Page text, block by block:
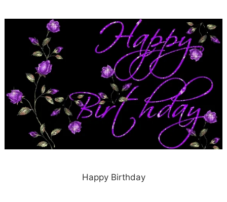
Happy Birthday